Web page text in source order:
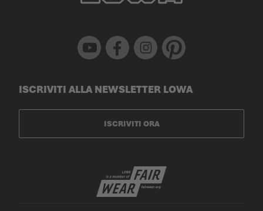
Youtube Facebook Instagram Pinterest
ISCRIVITI ALLA NEWSLETTER LOWA
ISCRIVITI ORA